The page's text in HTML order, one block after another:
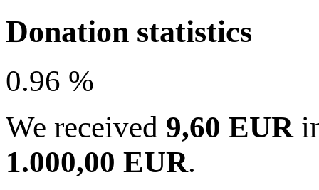
Donation statistics
0.96 %
We received 9,60 EUR
1.000,00 EUR.